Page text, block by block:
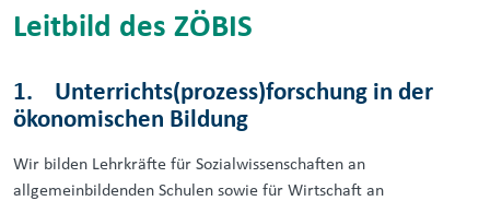
Leitbild des ZÖBIS
1. Unterrichts(prozess)forschung in der
ökonomischen Bildung
Wir bilden Lehrkräfte für Sozialwissenschaften an
allgemeinbildenden Schulen sowie für Wirtschaft an